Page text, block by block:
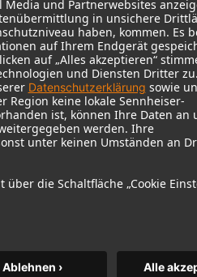
KH 120 II
Studiomonitor
– mit tieferem
Power.